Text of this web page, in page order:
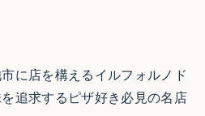
に店を構えるイルフォルノド
追求するピザ好き必見の名店